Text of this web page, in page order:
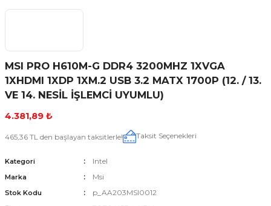
MSI PRO H610M-G DDR4 3200MHZ 1XVGA
1XHDMI 1XDP 1XM.2 USB 3.2 MATX 1700P (12. / 13.
VE 14. NESİL İŞLEMCİ UYUMLU)
4.381,89 ₺
465,36 TL den başlayan taksitlerle! Taksit Seçenekleri
Kategori Intel
Marka Msi
Stok Kodu p_AA203MSI0012